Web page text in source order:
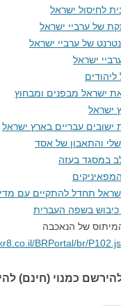
לחיסול ישראל
של ערביי ישראל
של ערביי ישראל
ישראל
ליהודים
ישראל מבפנים ומבחוץ
ישראל
עבריים בארץ ישראל
שלי והתאבון של אסד
במסגד בעזה
תחדל להתקיים עם
בשפה העברית
של הנאכבה
BRPortal/br/
כמנוי (חינם)